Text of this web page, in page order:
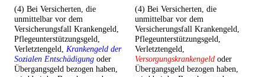
(4) Bei Versicherten, die
unmittelbar vor dem
Versicherungsfall Krankengeld,
Pflegeunterstützungsgeld,
Verletztengeld, Krankengeld der
Sozialen Entschädigung oder
Übergangsgeld bezogen haben,
(4) Bei Versicherten, die
unmittelbar vor dem
Versicherungsfall Krankengeld,
Pflegeunterstützungsgeld,
Verletztengeld,
Versorgungskrankengeld oder
Übergangsgeld bezogen haben,